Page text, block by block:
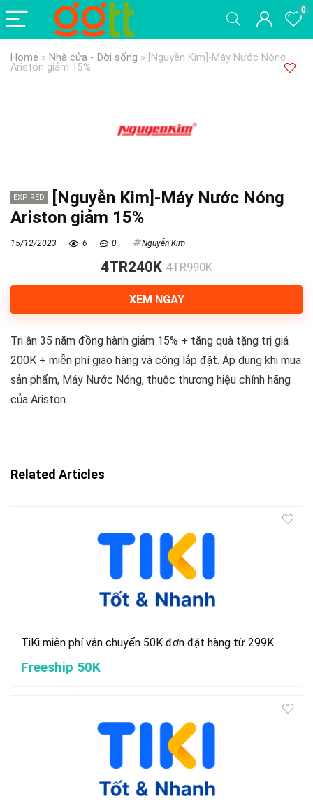
0
Home » Nhà cửa - Đời sống »
[Nguyễn Kim]-Máy Nước Nóng
Ariston giảm 15%
EXPIRED
[Nguyễn Kim]-Máy Nước Nóng
Ariston giảm 15%
15/12/2023 6 0 Nguyễn Kim
4TR240K 4TR990K
XEM NGAY
Tri ân 35 năm đồng hành giảm 15% + tặng quà tặng trị giá
200K + miễn phí giao hàng và công lắp đặt. Áp dụng khi mua
sản phẩm, Máy Nước Nóng, thuộc thương hiệu chính hãng
của Ariston.
Related Articles
TiKi miễn phí vận chuyển 50K đơn đặt hàng từ 299K
Freeship 50K